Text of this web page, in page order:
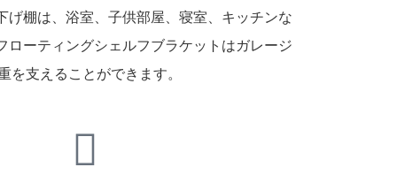
げ棚は、浴室、子供部屋、寝室、キッチンな
ローティングシェルフブラケットはガレージ
支えることができます。